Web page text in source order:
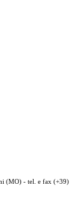
(MO) - tel. e fax (+39)